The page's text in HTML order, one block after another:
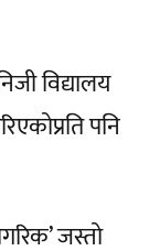
विद्यालय
पनि
जस्तो